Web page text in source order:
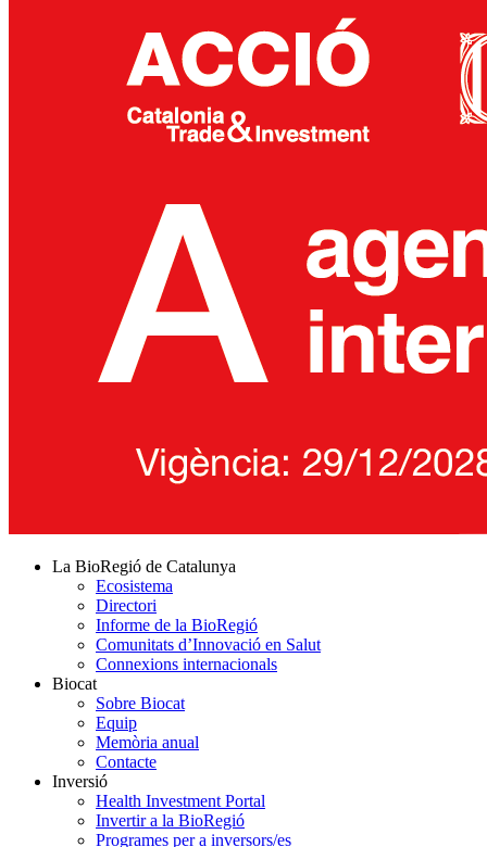
La BioRegió de Catalunya
Ecosistema
Directori
Informe de la BioRegió
Comunitats d’Innovació en Salut
Connexions internacionals
Biocat
Sobre Biocat
Equip
Memòria anual
Contacte
Inversió
Health Investment Portal
Invertir a la BioRegió
Programes per a inversors/es